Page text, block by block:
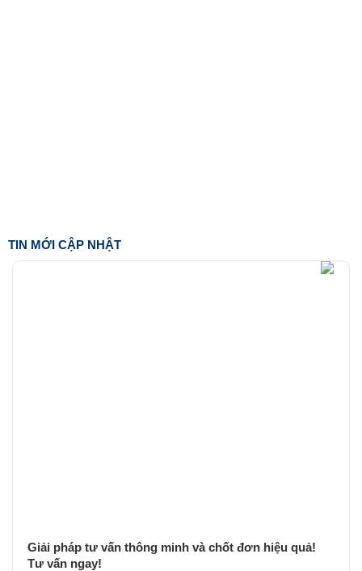
TIN MỚI CẬP NHẬT
Giải pháp tư vấn thông minh và chốt đơn hiệu quả!
Tư vấn ngay!